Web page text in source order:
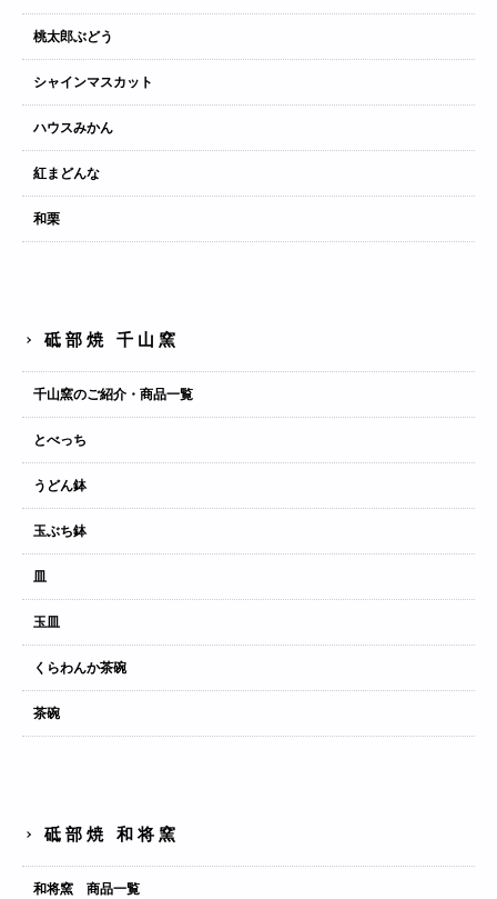
桃太郎ぶどう
シャインマスカット
ハウスみかん
紅まどんな
和栗
砥部焼 千山窯
千山窯のご紹介・商品一覧
とべっち
うどん鉢
玉ぶち鉢
皿
玉皿
くらわんか茶碗
茶碗
砥部焼 和将窯
和将窯 商品一覧